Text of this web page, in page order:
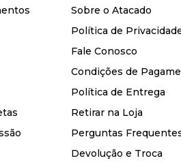
Sobre o Atacado
Política de
Fale Conosco
Condições de
Política de Entrega
Retirar na Loja
Perguntas
Devolução e Troca